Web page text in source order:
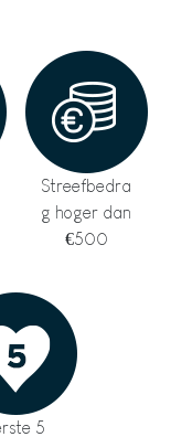
Streefbedra
g hoger dan
€500
5